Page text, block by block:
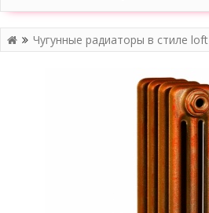
Чугунные радиаторы в стиле loft